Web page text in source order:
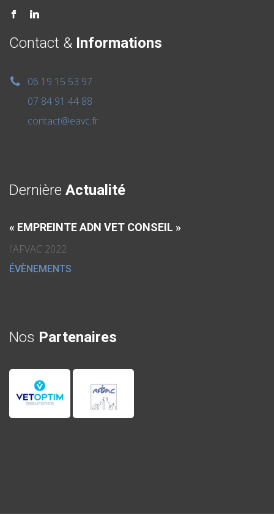
Contact & Informations
06 19 15 53 97
07 84 91 44 88
contact@eavc.fr
Dernière Actualité
« EMPREINTE ADN VET CONSEIL »
l'AFVAC 2022
ÉVÈNEMENTS
Nos Partenaires